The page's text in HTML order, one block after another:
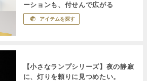
ーションも、付せんで広がる
アイテムを探す
【小さなランプシリーズ】夜の静寂
に、灯りを頼りに見つめたい。